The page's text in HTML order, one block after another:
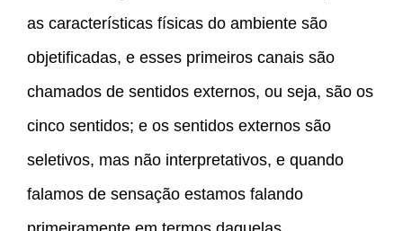
as características físicas do ambiente são
objetificadas, e esses primeiros canais são
chamados de sentidos externos, ou seja, são os
cinco sentidos; e os sentidos externos são
seletivos, mas não interpretativos, e quando
falamos de sensação estamos falando